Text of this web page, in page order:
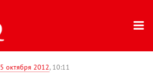
5 октября 2012, 10:11